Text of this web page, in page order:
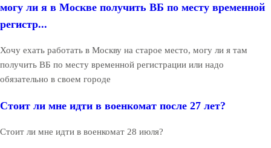
могу ли я в Москве получить ВБ по месту временной
регистр...
Хочу ехать работать в Москву на старое место, могу ли я там
получить ВБ по месту временной регистрации или надо
обязательно в своем городе
Стоит ли мне идти в военкомат после 27 лет?
Стоит ли мне идти в военкомат 28 июля?